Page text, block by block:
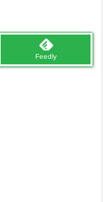
Feedly